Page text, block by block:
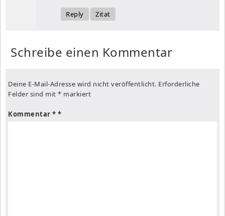
Reply Zitat
Schreibe einen Kommentar
Deine E-Mail-Adresse wird nicht veröffentlicht. Erforderliche
Felder sind mit * markiert
Kommentar *